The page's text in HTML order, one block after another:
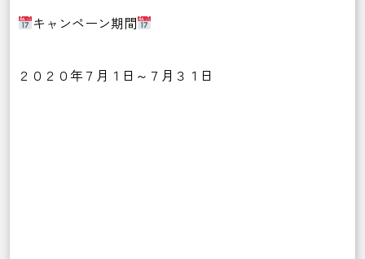
キャンペーン期間
２０２０年７月１日～７月３１日